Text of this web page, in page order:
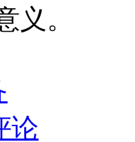
义。
论